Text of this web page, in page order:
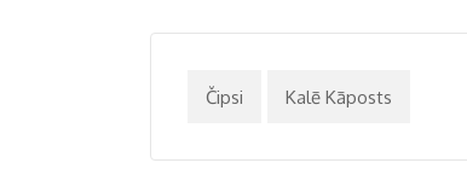
Čipsi Kalē Kāposts